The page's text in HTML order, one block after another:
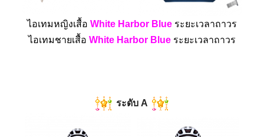
ไอเทมหญิงเสื้อ White Harbor Blue ระยะเวลาถาวร
ไอเทมชายเสื้อ White Harbor Blue ระยะเวลาถาวร
ระดับ A